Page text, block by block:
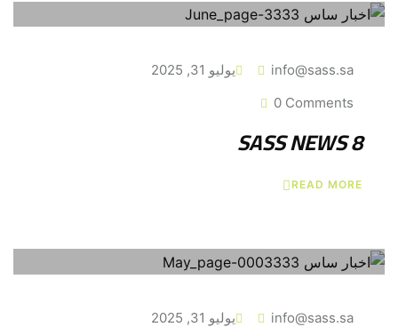
info@sass.sa
يوليو 31, 2025
0 Comments
SASS NEWS 8
READ MORE
info@sass.sa
يوليو 31, 2025